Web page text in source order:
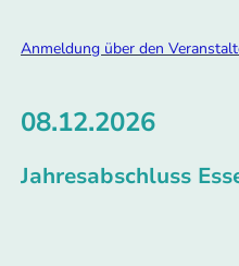
Anmeldung über den
08.12.2026
Jahresabschluss